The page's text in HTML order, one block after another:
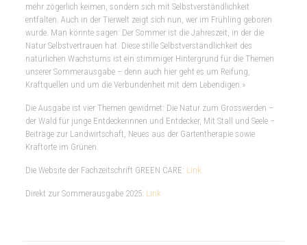
mehr zögerlich keimen, sondern sich mit Selbstverständlichkeit
entfalten. Auch in der Tierwelt zeigt sich nun, wer im Frühling geboren
wurde. Man könnte sagen: Der Sommer ist die Jahreszeit, in der die
Natur Selbstvertrauen hat. Diese stille Selbstverständlichkeit des
natürlichen Wachstums ist ein stimmiger Hintergrund für die Themen
unserer Sommerausgabe – denn auch hier geht es um Reifung,
Kraftquellen und um die Verbundenheit mit dem Lebendigen.»
Die Ausgabe ist vier Themen gewidmet: Die Natur zum Grosswerden –
der Wald für junge Entdeckerinnen und Entdecker, Mit Stall und Seele –
Beiträge zur Landwirtschaft, Neues aus der Gartentherapie sowie
Kraftorte im Grünen.
Die Website der Fachzeitschrift GREEN CARE: Link
Direkt zur Sommerausgabe 2025: Link